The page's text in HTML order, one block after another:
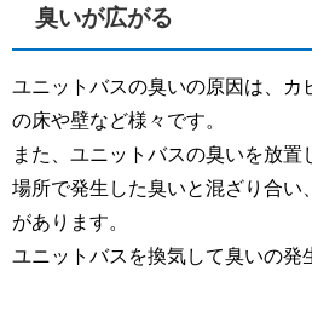
臭いが広がる
ユニットバスの臭いの原因は、カ
の床や壁など様々です。
また、ユニットバスの臭いを放置
場所で発生した臭いと混ざり合い
があります。
ユニットバスを換気して臭いの発